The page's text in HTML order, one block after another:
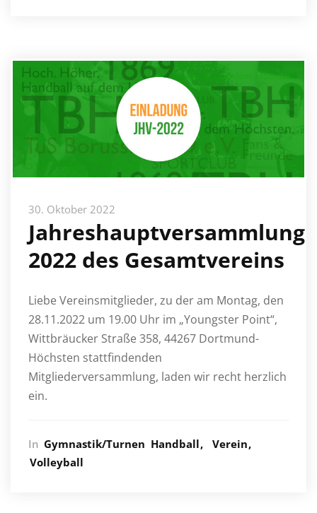
30. Oktober 2022
Jahreshauptversammlung
2022 des Gesamtvereins
Liebe Vereinsmitglieder, zu der am Montag, den
28.11.2022 um 19.00 Uhr im „Youngster Point“,
Wittbräucker Straße 358, 44267 Dortmund-
Höchsten stattfindenden
Mitgliederversammlung, laden wir recht herzlich
ein.
In Gymnastik/Turnen Handball
Verein
Volleyball